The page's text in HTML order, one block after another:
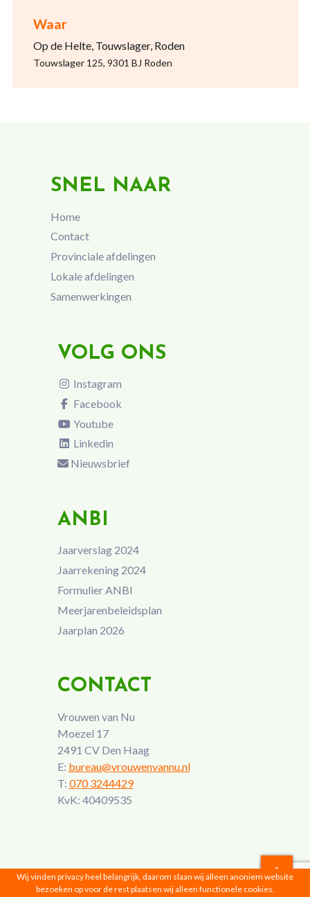
Waar
Op de Helte, Touwslager, Roden
Touwslager 125, 9301 BJ Roden
SNEL NAAR
Home
Contact
Provinciale afdelingen
Lokale afdelingen
Samenwerkingen
VOLG ONS
Instagram
Facebook
Youtube
Linkedin
Nieuwsbrief
ANBI
Jaarverslag 2024
Jaarrekening 2024
Formulier ANBI
Meerjarenbeleidsplan
Jaarplan 2026
CONTACT
Vrouwen van Nu
Moezel 17
2491 CV Den Haag
E: bureau@vrouwenvannu.nl
T: 070 3244429
KvK: 40409535
Wij vinden privacy heel belangrijk, daarom slaan wij alleen anoniem website
bezoeken op voor de rest plaatsen wij alleen functionele cookies,